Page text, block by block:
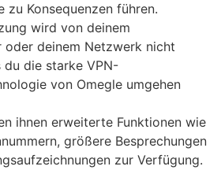
zu Konsequenzen führen.
wird von deinem
oder deinem Netzwerk nicht
du die starke VPN-
von Omegle umgehen
ihnen erweiterte Funktionen wie
größere Besprechungen
zur Verfügung.